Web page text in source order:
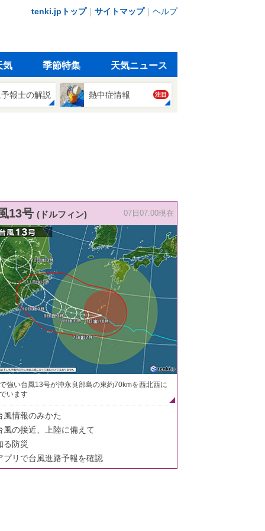
tenki.jpトップ｜ サイトマップ｜ ヘルプ
気 季節特集 天気ニュース
報士の解説 熱中症情報 注目
13号 (ドルフィン) 07日07:00現在
強い台風13号が沖永良部島の東約70kmを西北西に
います
風情報のみかた
風の接近、上陸に備えて
る防災
プリで台風進路予報を確認